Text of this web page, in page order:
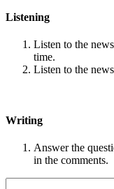
Listening
Listen to the
time.
Listen to the
Writing
Answer the
in the comments.